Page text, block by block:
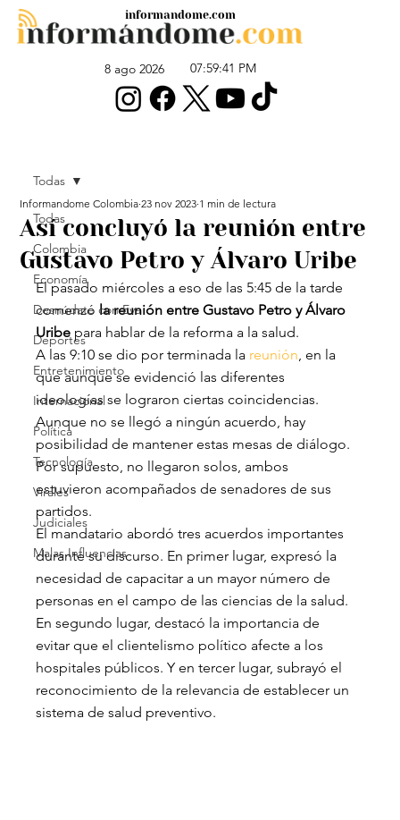
8 ago 2026 07:59:41 PM
informandome.com
Todas
Colombia
Economía
Desnúdate con Eva
Deportes
Entretenimiento
Internacional
Política
Tecnología
Virales
Judiciales
Malas Influencias
Todas
Así concluyó la reunión entre
Gustavo Petro y Álvaro Uribe
Informandome Colombia 23 nov 2023 1 min de lectura
El pasado miércoles a eso de las 5:45 de la tarde
comenzó la reunión entre Gustavo Petro y Álvaro
Uribe para hablar de la reforma a la salud.
A las 9:10 se dio por terminada la reunión, en la
que aunque se evidenció las diferentes
ideologías se lograron ciertas coincidencias.
Aunque no se llegó a ningún acuerdo, hay
posibilidad de mantener estas mesas de diálogo.
Por supuesto, no llegaron solos, ambos
estuvieron acompañados de senadores de sus
partidos.
El mandatario abordó tres acuerdos importantes
durante su discurso. En primer lugar, expresó la
necesidad de capacitar a un mayor número de
personas en el campo de las ciencias de la salud.
En segundo lugar, destacó la importancia de
evitar que el clientelismo político afecte a los
hospitales públicos. Y en tercer lugar, subrayó el
reconocimiento de la relevancia de establecer un
sistema de salud preventivo.